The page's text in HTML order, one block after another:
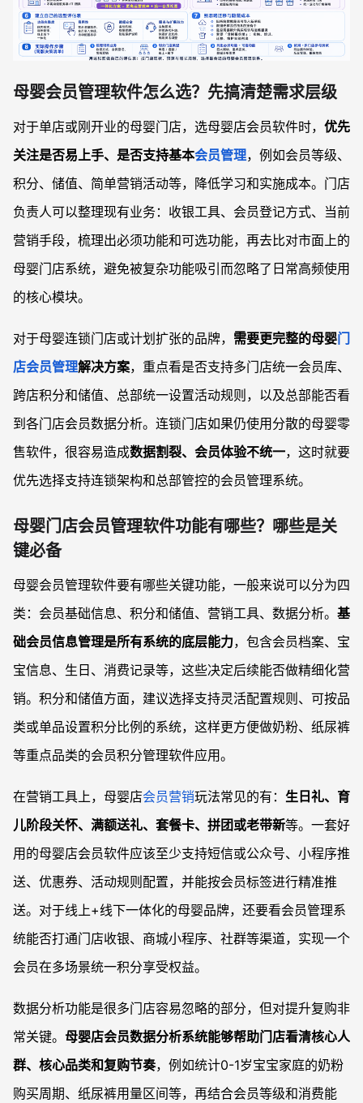
母婴会员管理软件怎么选？先搞清楚需求层级
对于单店或刚开业的母婴门店，选母婴店会员软件时， 优先
关注是否易上手、是否支持基本会员管理，例如会员等级、
积分、储值、简单营销活动等，降低学习和实施成本。门店
负责人可以整理现有业务：收银工具、会员登记方式、当前
营销手段，梳理出必须功能和可选功能，再去比对市面上的
母婴门店系统，避免被复杂功能吸引而忽略了日常高频使用
的核心模块。
对于母婴连锁门店或计划扩张的品牌， 需要更完整的母婴门
店会员管理解决方案，重点看是否支持多门店统一会员库、
跨店积分和储值、总部统一设置活动规则，以及总部能否看
到各门店会员数据分析。连锁门店如果仍使用分散的母婴零
售软件，很容易造成数据割裂、会员体验不统一，这时就要
优先选择支持连锁架构和总部管控的会员管理系统。
母婴门店会员管理软件功能有哪些？哪些是关
键必备
母婴会员管理软件要有哪些关键功能，一般来说可以分为四
类：会员基础信息、积分和储值、营销工具、数据分析。 基
础会员信息管理是所有系统的底层能力，包含会员档案、宝
宝信息、生日、消费记录等，这些决定后续能否做精细化营
销。积分和储值方面，建议选择支持灵活配置规则、可按品
类或单品设置积分比例的系统，这样更方便做奶粉、纸尿裤
等重点品类的会员积分管理软件应用。
在营销工具上，母婴店会员营销玩法常见的有： 生日礼、育
儿阶段关怀、满额送礼、套餐卡、拼团或老带新等。一套好
用的母婴店会员软件应该至少支持短信或公众号、小程序推
送、优惠券、活动规则配置，并能按会员标签进行精准推
送。对于线上+线下一体化的母婴品牌，还要看会员管理系
统能否打通门店收银、商城小程序、社群等渠道，实现一个
会员在多场景统一积分享受权益。
数据分析功能是很多门店容易忽略的部分，但对提升复购非
常关键。 母婴店会员数据分析系统能够帮助门店看清核心人
群、核心品类和复购节奏，例如统计0-1岁宝宝家庭的奶粉
购买周期、纸尿裤用量区间等，再结合会员等级和消费能